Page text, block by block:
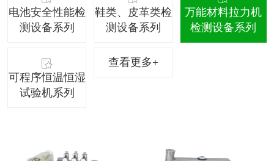
电池安全性能检
测设备系列
鞋类、皮革类检
测设备系列
万能材料拉力机
检测设备系列
可程序恒温恒湿
试验机系列
查看更多+